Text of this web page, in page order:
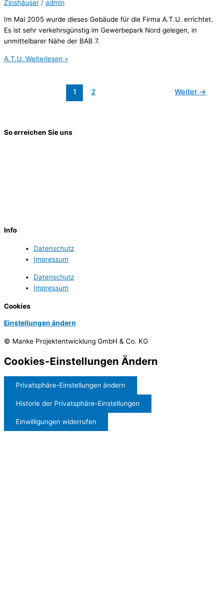
Zinshäuser / admin
Im Mai 2005 wurde dieses Gebäude für die Firma A.T.U. errichtet.
Es ist sehr verkehrsgünstig im Gewerbepark Nord gelegen, in
unmittelbarer Nähe der BAB 7.
A.T.U. Weiterlesen »
1 2 Weiter →
So erreichen Sie uns
Info
Datenschutz
Impressum
Datenschutz
Impressum
Cookies
Einstellungen ändern
© Manke Projektentwicklung GmbH & Co. KG
Cookies-Einstellungen Ändern
Privatsphäre-Einstellungen ändern
Historie der Privatsphäre-Einstellungen
Einwilligungen widerrufen